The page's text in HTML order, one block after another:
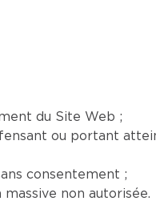
du Site Web ;
ou portant
consentement ;
non autorisée.